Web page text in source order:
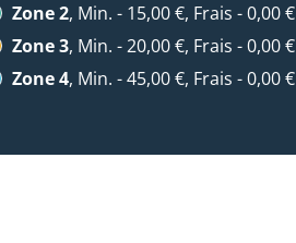
Zone 2, Min. - 15,00 €, Frais - 0,00 €
Zone 3, Min. - 20,00 €, Frais - 0,00 €
Zone 4, Min. - 45,00 €, Frais - 0,00 €